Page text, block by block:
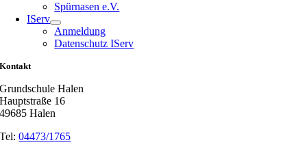
Spürnasen e.V.
IServ
Anmeldung
Datenschutz IServ
Kontakt
Grundschule Halen
Hauptstraße 16
49685 Halen
Tel:04473/1765